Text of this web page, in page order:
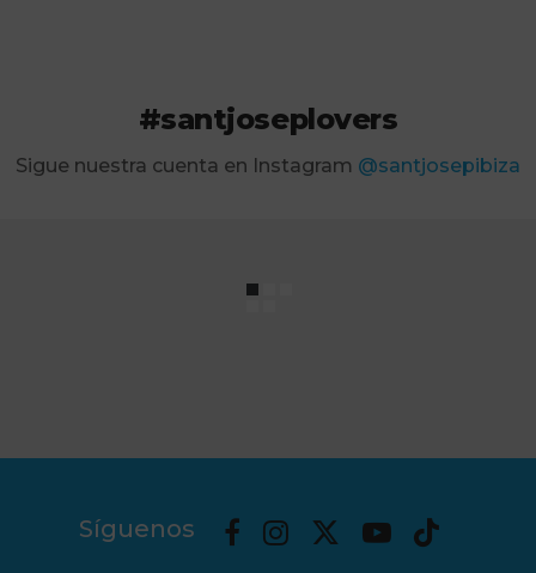
#santjoseplovers
Sigue nuestra cuenta en Instagram @santjosepibiza
Síguenos